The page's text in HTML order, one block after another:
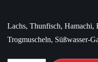
Lachs, Thunfisch, Hamachi,
Trogmuscheln, Süßwasser-